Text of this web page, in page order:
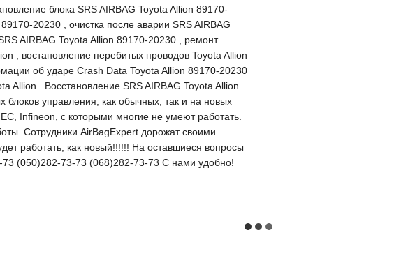
блока SRS AIRBAG Toyota Allion 89170-
20230 , очистка после аварии SRS AIRBAG
AIRBAG Toyota Allion 89170-20230 , ремонт
, востановление перебитых проводов Toyota Allion
об ударе Crash Data Toyota Allion 89170-20230
Allion . Восстановление SRS AIRBAG Toyota Allion
управления, как обычных, так и на новых
Infineon, с которыми многие не умеют работать.
Сотрудники AirBagExpert дорожат своими
работать, как новый!!!!!! На оставшиеся вопросы
(050)282-73-73 (068)282-73-73 С нами удобно!